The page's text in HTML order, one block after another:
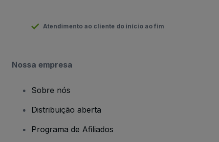
Atendimento ao cliente do início ao fim
Nossa empresa
Sobre nós
Distribuição aberta
Programa de Afiliados